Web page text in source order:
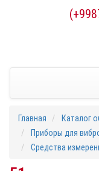
Главная
Каталог
Приборы для
Средства